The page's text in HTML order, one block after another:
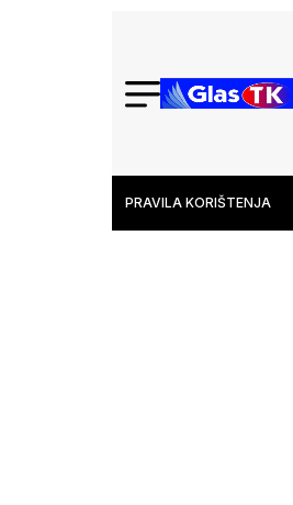
PRAVILA KORIŠTENJA